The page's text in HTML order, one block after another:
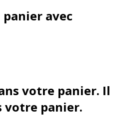
avec
votre panier. Il
votre panier.